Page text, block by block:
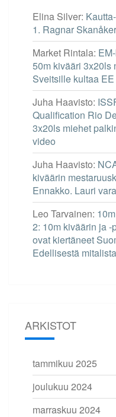
Elina Silver:
1. Ragnar
Market Rintala:
50m kivääri 3x20ls
Sveitsille kultaa
Juha Haavisto:
Qualification Rio
3x20ls miehet
video
Juha Haavisto:
kiväärin
Ennakko. Lauri
Leo Tarvainen:
2: 10m kiväärin ja
ovat kiertäneet
Edellisestä
ARKISTOT
tammikuu 2025
joulukuu 2024
marraskuu 2024